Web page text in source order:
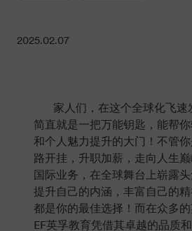
2025.02.07
家人们，在这个全球化飞速
简直就是一把万能钥匙，能帮
和个人魅力提升的大门！不管
路开挂，升职加薪，走向人生
国际业务，在全球舞台上崭露
提升自己的内涵，丰富自己的
都是你的最佳选择！而在众多
EF英孚教育凭借其卓越的品质